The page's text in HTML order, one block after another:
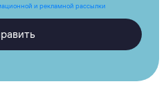
и рекламной рассылки